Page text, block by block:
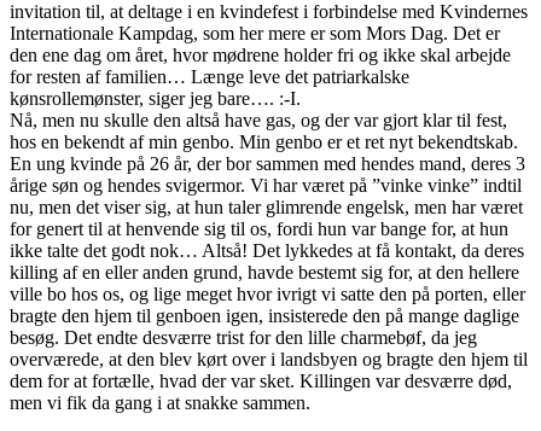
invitation til, at deltage i en kvindefest i forbindelse med Kvindernes
Internationale Kampdag, som her mere er som Mors Dag. Det er
den ene dag om året, hvor mødrene holder fri og ikke skal arbejde
for resten af familien… Længe leve det patriarkalske
kønsrollemønster, siger jeg bare…. :-I.
Nå, men nu skulle den altså have gas, og der var gjort klar til fest,
hos en bekendt af min genbo. Min genbo er et ret nyt bekendtskab.
En ung kvinde på 26 år, der bor sammen med hendes mand, deres 3
årige søn og hendes svigermor. Vi har været på ”vinke vinke” indtil
nu, men det viser sig, at hun taler glimrende engelsk, men har været
for genert til at henvende sig til os, fordi hun var bange for, at hun
ikke talte det godt nok… Altså! Det lykkedes at få kontakt, da deres
killing af en eller anden grund, havde bestemt sig for, at den hellere
ville bo hos os, og lige meget hvor ivrigt vi satte den på porten, eller
bragte den hjem til genboen igen, insisterede den på mange daglige
besøg. Det endte desværre trist for den lille charmebøf, da jeg
overværede, at den blev kørt over i landsbyen og bragte den hjem til
dem for at fortælle, hvad der var sket. Killingen var desværre død,
men vi fik da gang i at snakke sammen.